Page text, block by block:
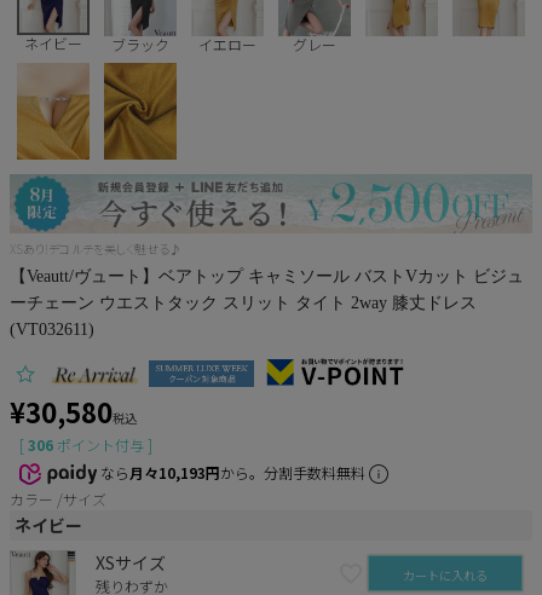
COMEX
Rechercher
Pleaser
ネイビー ブラック イエロー グレー
XSあり!デコルテを美しく魅せる♪
【Veautt/ヴュート】ベアトップ キャミソール バストVカット ビジュ
ーチェーン ウエストタック スリット タイト 2way 膝丈ドレス
(VT032611)
¥30,580税込
[306 ポイント付与 ]
なら月々10,193円から。分割手数料無料
カラー
サイズ
ネイビー
XSサイズ
残りわずか カートに入れる